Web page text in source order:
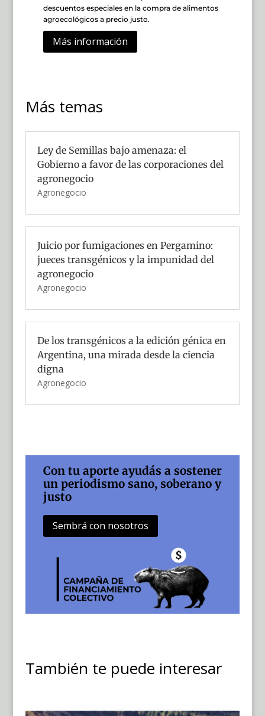
descuentos especiales en la compra de alimentos
agroecológicos a precio justo.
Más información
Más temas
Ley de Semillas bajo amenaza: el
Gobierno a favor de las corporaciones del
agronegocio
Agronegocio
Juicio por fumigaciones en Pergamino:
jueces transgénicos y la impunidad del
agronegocio
Agronegocio
De los transgénicos a la edición génica en
Argentina, una mirada desde la ciencia
digna
Agronegocio
Con tu aporte ayudás a sostener
un periodismo sano, soberano y
justo
Sembrá con nosotros
También te puede interesar